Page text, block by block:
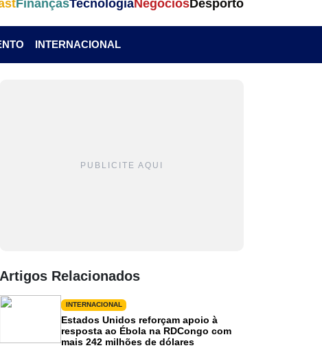
FinançasTecnologiaNegóciosDesporto
INTERNACIONAL
PUBLICITE AQUI
Artigos Relacionados
INTERNACIONAL
Estados Unidos reforçam apoio à
resposta ao Ébola na RDCongo com
mais 242 milhões de dólares